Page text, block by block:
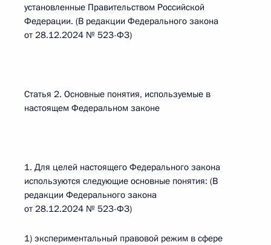
установленные Правительством Российской
Федерации. (В редакции Федерального закона
от 28.12.2024 № 523-ФЗ)
Статья 2. Основные понятия, используемые в
настоящем Федеральном законе
1. Для целей настоящего Федерального закона
используются следующие основные понятия: (В
редакции Федерального закона
от 28.12.2024 № 523-ФЗ)
1) экспериментальный правовой режим в сфере